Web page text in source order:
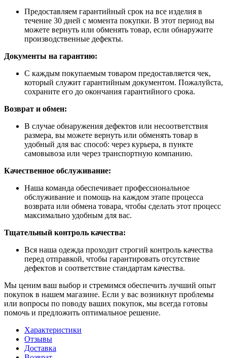
Предоставляем гарантийный срок на все изделия в
течение 30 дней с момента покупки. В этот период вы
можете вернуть или обменять товар, если обнаружите
производственные дефекты.
Документы на гарантию:
С каждым покупаемым товаром предоставляется чек,
который служит гарантийным документом. Пожалуйста,
сохраните его до окончания гарантийного срока.
Возврат и обмен:
В случае обнаружения дефектов или несоответствия
размера, вы можете вернуть или обменять товар в
удобный для вас способ: через курьера, в пункте
самовывоза или через транспортную компанию.
Качественное обслуживание:
Наша команда обеспечивает профессиональное
обслуживание и помощь на каждом этапе процесса
возврата или обмена товара, чтобы сделать этот процесс
максимально удобным для вас.
Тщательный контроль качества:
Вся наша одежда проходит строгий контроль качества
перед отправкой, чтобы гарантировать отсутствие
дефектов и соответствие стандартам качества.
Мы ценим ваш выбор и стремимся обеспечить лучший опыт
покупок в нашем магазине. Если у вас возникнут проблемы
или вопросы по поводу ваших покупок, мы всегда готовы
помочь и предложить оптимальное решение.
Характеристики
Отзывы
Доставка